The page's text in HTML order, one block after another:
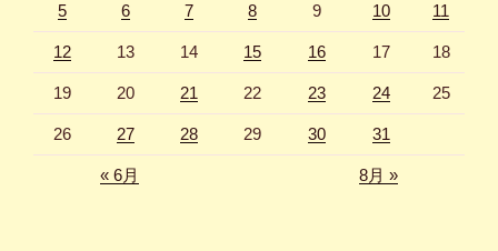
5 6 7 8 9 10 11
12 13 14 15 16 17 18
19 20 21 22 23 24 25
26 27 28 29 30 31
« 6月 8月 »